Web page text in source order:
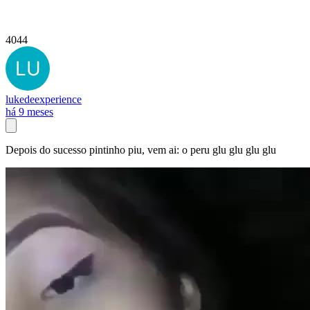
4044
lukedeexperience
há 9 meses
Depois do sucesso pintinho piu, vem ai: o peru glu glu glu glu